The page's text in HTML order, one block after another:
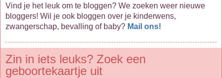
Vind je het leuk om te bloggen? We zoeken weer nieuwe
bloggers! Wil je ook bloggen over je kinderwens,
zwangerschap, bevalling of baby? Mail ons!
Zin in iets leuks? Zoek een
geboortekaartje uit